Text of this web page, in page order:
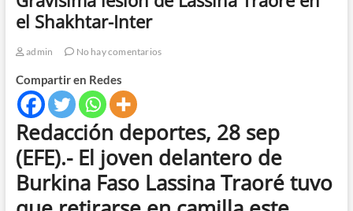
el Shakhtar-Inter
admin No hay comentarios
Compartir en Redes
Redacción deportes, 28 sep
(EFE).- El joven delantero de
Burkina Faso Lassina Traoré tuvo